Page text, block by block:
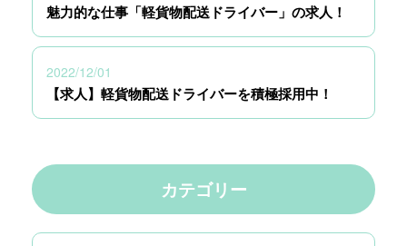
魅力的な仕事「軽貨物配送ドライバー」の求人！
2022/12/01
【求人】軽貨物配送ドライバーを積極採用中！
カテゴリー